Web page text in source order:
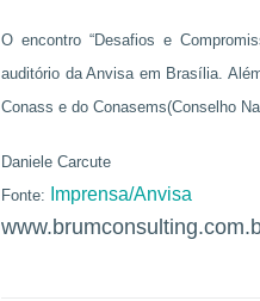
O encontro “Desafios e
auditório da Anvisa em Brasília.
Conass e do Conasems(Conselho
Daniele Carcute
Fonte:
Imprensa/Anvisa